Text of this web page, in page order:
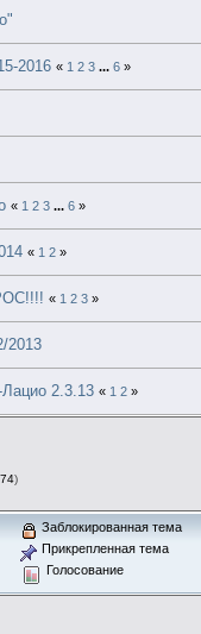
2016 « 1 2 3 ... 6»
« 1 2 3 ... 6»
« 1 2»
« 1 2 3»
2013
2.3.13 « 1 2»
)
Заблокированная тема
Прикрепленная тема
Голосование